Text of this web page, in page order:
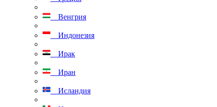
Венгрия
Индонезия
Ирак
Иран
Исландия